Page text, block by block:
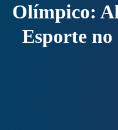
Olímpico:
Esporte